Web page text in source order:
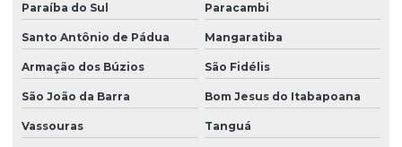
Paraíba do Sul Paracambi
Santo Antônio de Pádua Mangaratiba
Armação dos Búzios São Fidélis
São João da Barra Bom Jesus do Itabapoana
Vassouras Tanguá